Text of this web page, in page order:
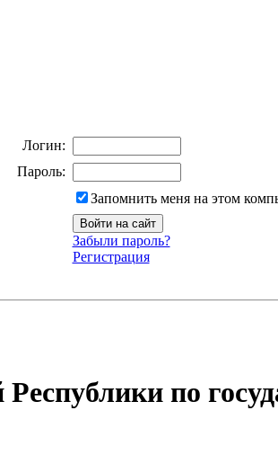
Логин:
Пароль:
Запомнить меня на этом
Забыли пароль?
Регистрация
по